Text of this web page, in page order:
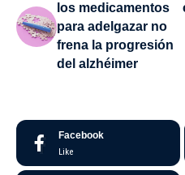
los medicamentos
para adelgazar no
frena la progresión
del alzhéimer
Facebook
Like